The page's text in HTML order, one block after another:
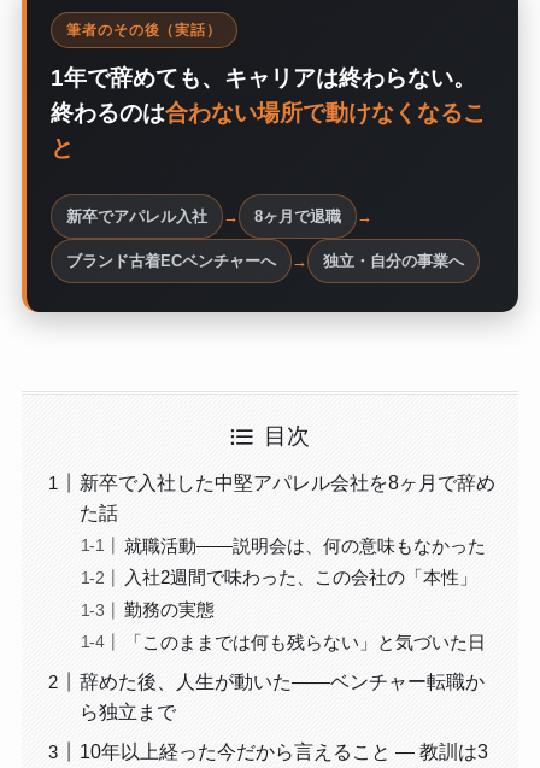
筆者のその後（実話）
1年で辞めても、キャリアは終わらない。
終わるのは合わない場所で動けなくなるこ
と
新卒でアパレル入社 → 8ヶ月で退職 →
ブランド古着ECベンチャーへ → 独立・自分の事業へ
目次
新卒で入社した中堅アパレル会社を8ヶ月で辞め
た話
就職活動——説明会は、何の意味もなかった
入社2週間で味わった、この会社の「本性」
勤務の実態
「このままでは何も残らない」と気づいた日
辞めた後、人生が動いた——ベンチャー転職か
ら独立まで
10年以上経った今だから言えること — 教訓は3